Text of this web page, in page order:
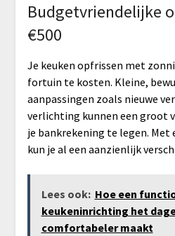
Budgetvriendelijke
€500
Je keuken opfrissen met
fortuin te kosten. Kleine,
aanpassingen zoals nieuwe
verlichting kunnen een groot
je bankrekening te legen. Met
kun je al een aanzienlijk
Lees ook: Hoe een
keukeninrichting het
comfortabeler maakt